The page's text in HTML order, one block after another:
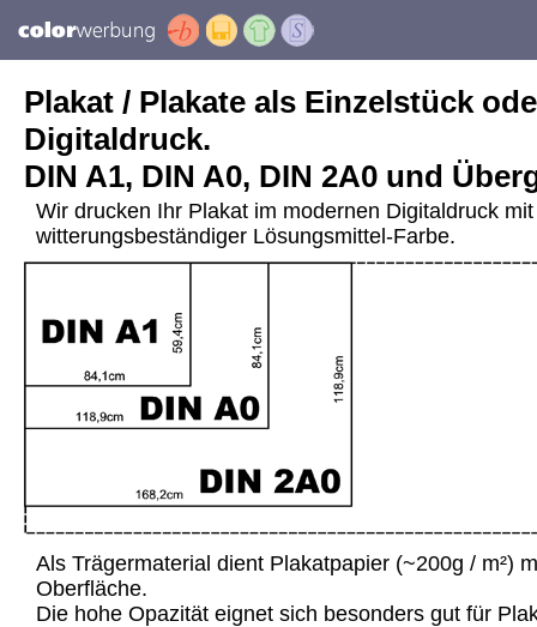
Plakat / Plakate als Einzelstück
Digitaldruck.
DIN A1, DIN A0, DIN 2A0 und
Wir drucken Ihr Plakat im modernen Digitaldruck
witterungsbeständiger Lösungsmittel-Farbe.
Als Trägermaterial dient Plakatpapier (~200g / m²)
Oberfläche.
Die hohe Opazität eignet sich besonders gut für